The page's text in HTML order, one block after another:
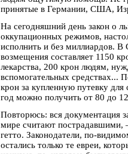
принятые в Германии, США,
На сегодняшний день закон о
оккупационных режимов,
исполнить и без миллиардов.
возмещения составляет 1150
лекарства, 200 крон людям,
вспомогательных средствах...
крон за купленную путевку
год можно получить от 80 до
Повторюсь: вся документация
мире считают пострадавшими,
гетто. Законодатели, по-
остались только те евреи,